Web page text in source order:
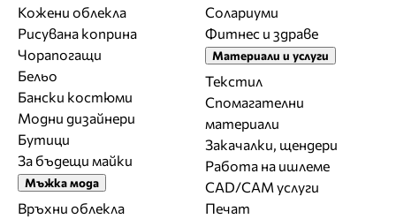
Кожени облекла
Рисувана коприна
Чорапогащи
Бельо
Бански костюми
Модни дизайнери
Бутици
За бъдещи майки
Мъжка мода
Връхни облекла
Солариуми
Фитнес и здраве
Материали и услуги
Текстил
Спомагателни
материали
Закачалки, щендери
Работа на ишлеме
CAD/CAM услуги
Печат